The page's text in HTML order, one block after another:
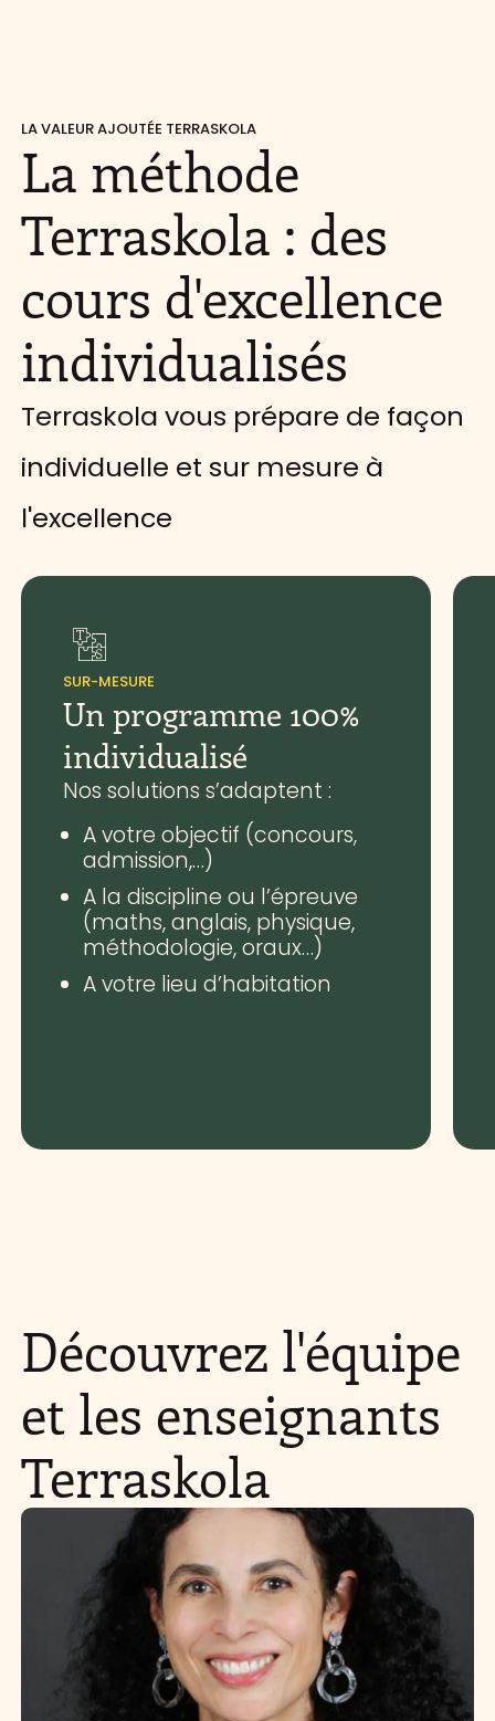
LA VALEUR AJOUTÉE TERRASKOLA
La méthode
Terraskola : des
cours d'excellence
individualisés
Terraskola vous prépare de façon
individuelle et sur mesure à
l'excellence
SUR-MESURE
Un programme 100%
individualisé
Nos solutions s’adaptent :
A votre objectif (concours,
admission,…)
A la discipline ou l’épreuve
(maths, anglais, physique,
méthodologie, oraux…)
A votre lieu d’habitation
Découvrez l'équipe
et les enseignants
Terraskola